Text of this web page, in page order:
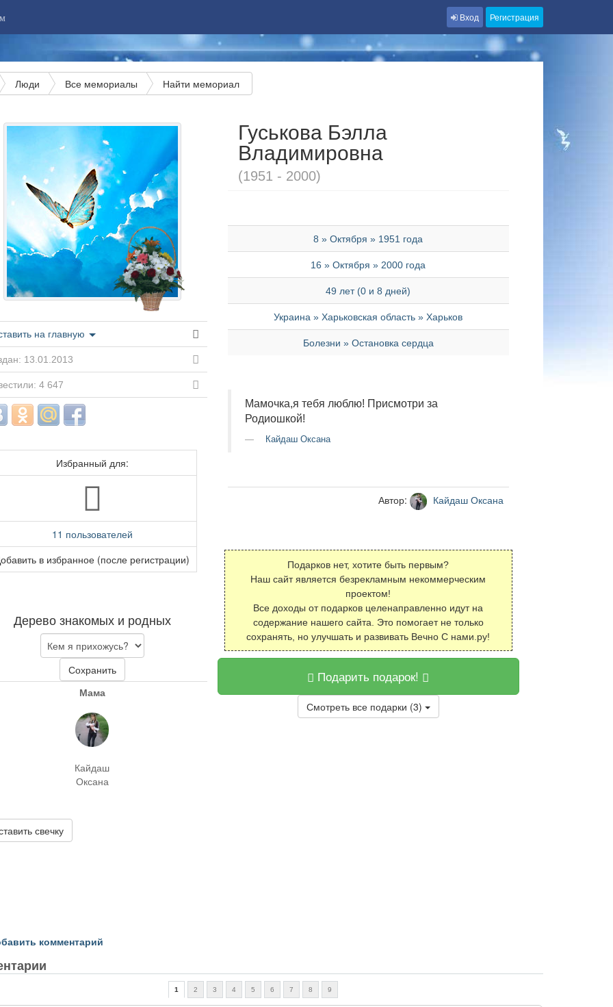
Вход Регистрация
Люди Все мемориалы Найти мемориал
на главную
13.01.2013
4 647
Избранный для:
11 пользователей
в избранное (после регистрации)
Дерево знакомых и родных
Сохранить
Мама
Кайдаш
Оксана
свечку
Гуськова Бэлла
Владимировна
(1951 - 2000)
8 » Октября » 1951 года
16 » Октября » 2000 года
49 лет (0 и 8 дней)
Украина » Харьковская область » Харьков
Болезни » Остановка сердца
Мамочка,я тебя люблю! Присмотри за
Родиошкой!
Кайдаш Оксана
Автор: Кайдаш Оксана
Подарков нет, хотите быть первым?
Наш сайт является безрекламным некоммерческим
проектом!
Все доходы от подарков целенаправленно идут на
содержание нашего сайта. Это помогает не только
сохранять, но улучшать и развивать Вечно С нами.ру!
Подарить подарок!
Смотреть все подарки (3)
комментарий
1 2 3 4 5 6 7 8 9